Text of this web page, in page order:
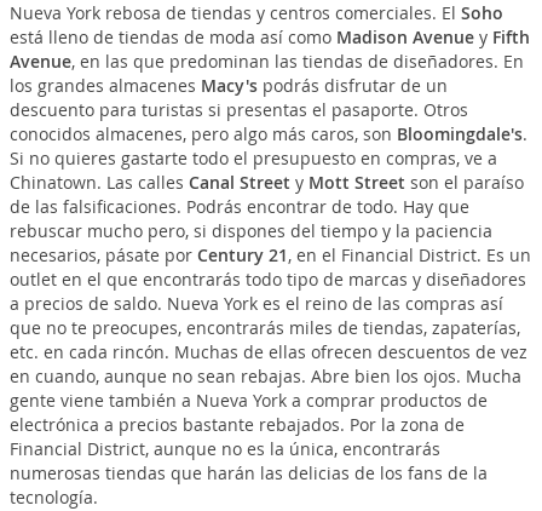
Nueva York rebosa de tiendas y centros comerciales. El Soho
está lleno de tiendas de moda así como Madison Avenuey Fifth
Avenue, en las que predominan las tiendas de diseñadores. En
los grandes almacenes Macy'spodrás disfrutar de un
descuento para turistas si presentas el pasaporte. Otros
conocidos almacenes, pero algo más caros, son Bloomingdale's.
Si no quieres gastarte todo el presupuesto en compras, ve a
Chinatown. Las calles Canal Street y Mott Street son el paraíso
de las falsificaciones. Podrás encontrar de todo. Hay que
rebuscar mucho pero, si dispones del tiempo y la paciencia
necesarios, pásate por Century 21, en el Financial District. Es un
outlet en el que encontrarás todo tipo de marcas y diseñadores
a precios de saldo. Nueva York es el reino de las compras así
que no te preocupes, encontrarás miles de tiendas, zapaterías,
etc. en cada rincón. Muchas de ellas ofrecen descuentos de vez
en cuando, aunque no sean rebajas. Abre bien los ojos. Mucha
gente viene también a Nueva York a comprar productos de
electrónica a precios bastante rebajados. Por la zona de
Financial District, aunque no es la única, encontrarás
numerosas tiendas que harán las delicias de los fans de la
tecnología.